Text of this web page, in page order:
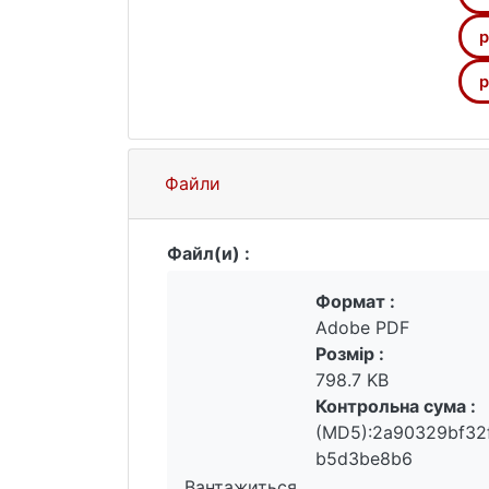
ради директорів не повною мірою
Таким чином, концептуалізація
досягнення середньо- та
Файли
Файл(и) :
Формат :
Adobe PDF
Розмір :
798.7 KB
Контрольна сума :
b5d3be8b6